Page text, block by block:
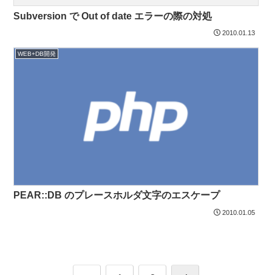
Subversion で Out of date エラーの際の対処
2010.01.13
WEB+DB開発
PEAR::DB のプレースホルダ文字のエスケープ
2010.01.05